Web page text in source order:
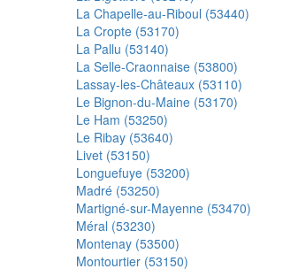
La Chapelle-au-Riboul (53440)
La Cropte (53170)
La Pallu (53140)
La Selle-Craonnaise (53800)
Lassay-les-Châteaux (53110)
Le Bignon-du-Maine (53170)
Le Ham (53250)
Le Ribay (53640)
Livet (53150)
Longuefuye (53200)
Madré (53250)
Martigné-sur-Mayenne (53470)
Méral (53230)
Montenay (53500)
Montourtier (53150)